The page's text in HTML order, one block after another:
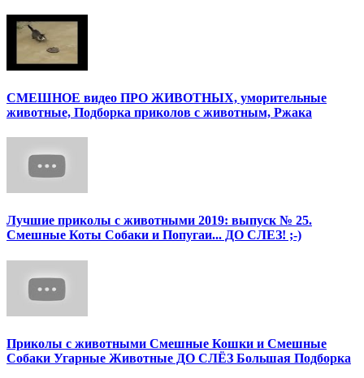
СМЕШНОЕ видео ПРО ЖИВОТНЫХ, уморительные
животные, Подборка приколов с животным, Ржака
Лучшие приколы с животными 2019: выпуск № 25.
Смешные Коты Собаки и Попугаи... ДО СЛЕЗ! ;-)
Приколы с животными Смешные Кошки и Смешные
Собаки Угарные Животные ДО СЛЁЗ Большая Подборка